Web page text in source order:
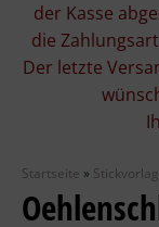
Stoffe
Mill Hill Beads
Wolle
der Kasse
die
Der letzte
Startseite »